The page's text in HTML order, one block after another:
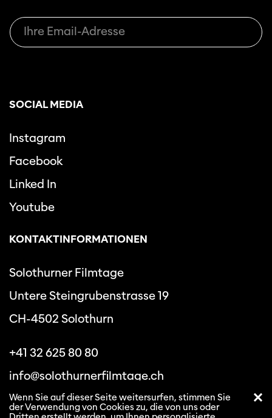
SOCIAL MEDIA
Instagram
Facebook
Linked In
Youtube
KONTAKTINFORMATIONEN
Solothurner Filmtage
Untere Steingrubenstrasse 19
CH-4502 Solothurn
+41 32 625 80 80
info@solothurnerfilmtage.ch
Wenn Sie auf dieser Seite weitersurfen, stimmen Sie
der Verwendung von Cookies zu, die von uns oder